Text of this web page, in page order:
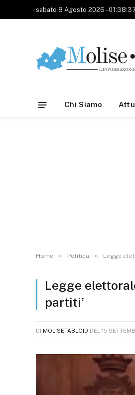
sabato 8 Agosto 2026 -
Chi Siamo
Home » Politica » Legge
Legge
partiti’
DI MOLISETABLOID DEL 15